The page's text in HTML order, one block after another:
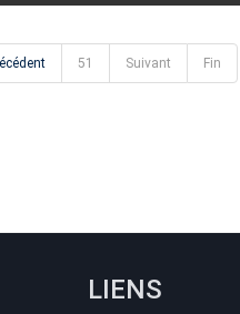
51 Suivant Fin
LIENS